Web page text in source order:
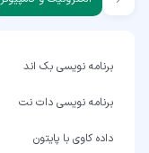
برنامه نویسی بک اند
برنامه نویسی دات نت
داده کاوی با پایتون